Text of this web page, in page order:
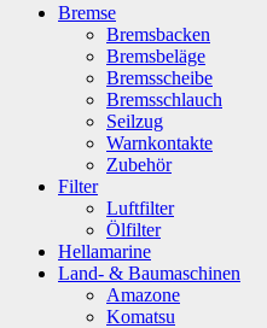
Bremse
Bremsbacken
Bremsbeläge
Bremsscheibe
Bremsschlauch
Seilzug
Warnkontakte
Zubehör
Filter
Luftfilter
Ölfilter
Hellamarine
Land- & Baumaschinen
Amazone
Komatsu